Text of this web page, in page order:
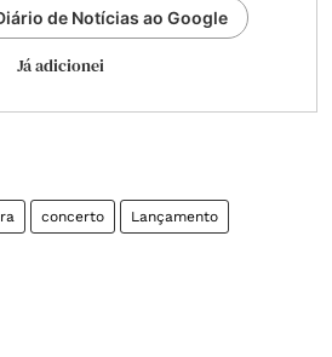
de Notícias ao Google
Já adicionei
concerto Lançamento